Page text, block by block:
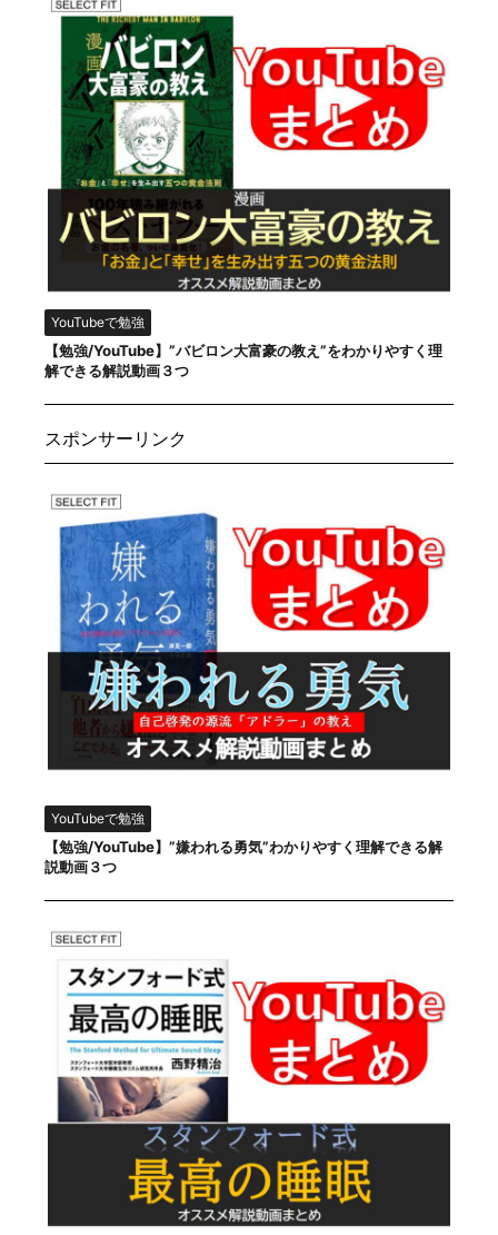
YouTubeで勉強
【勉強/YouTube】”バビロン大富豪の教え”をわかりやすく理
解できる解説動画３つ
スポンサーリンク
YouTubeで勉強
【勉強/YouTube】”嫌われる勇気”わかりやすく理解できる解
説動画３つ